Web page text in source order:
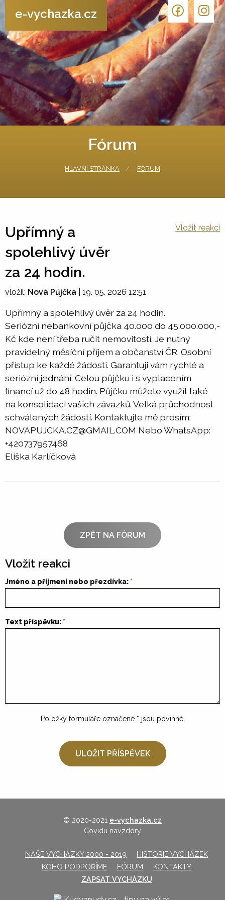
e-vychazka.cz
Fórum
HLAVNÍ STRÁNKA FÓRUM
Upřímný a
spolehlivý úvěr
za 24 hodin.
Vložit reakci
vložil: Nová Půjčka 19. 05. 2026 12:51
Upřímný a spolehlivý úvěr za 24 hodin.
Seriózní nebankovní půjčka 40.000 do 45.000.000,-
Kč kde není třeba ručit nemovitostí. Je nutný
pravidelný měsíční příjem a občanství ČR. Osobní
přístup ke každé žádosti. Garantuji vám rychlé a
seriózní jednání. Celou půjčku i s vyplacením
financí už do 48 hodin. Půjčku můžete využít také
na konsolidaci vašich závazků. Velká průchodnost
schválených žádostí. Kontaktujte mě prosím:
NOVAPUJCKA.CZ@GMAIL.COM Nebo WhatsApp:
+420737957468
Eliška Karlíčková
ZPĚT NA FÓRUM
Vložit reakci
Jméno a příjmení nebo přezdívka:
Text příspěvku:
Položky formuláře označené * jsou povinné.
© 2020-2021 e-vychazka.cz
Covidu navzdory
NAŠE VYCHÁZKY 2000 - 2019
HISTORIE VYCHÁZEK
KOHO PODPOŘÍME
FÓRUM
KONTAKTY
ZAPSAT VYCHÁZKU